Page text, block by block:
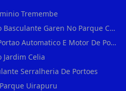
Tremembe
Motor De Portao Automatico Basculante Garen No Parque Colonial
Duvidas De Clientes Sobre Portao Automatico E Motor De Portao Motor Basculante Seg
Jardim Celia
Serralheria De Portoes
Uirapuru